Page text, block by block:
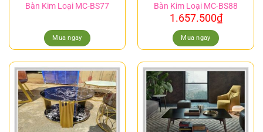
Bàn Kim Loại MC-BS77
Mua ngay
Bàn Kim Loại MC-BS88
1.657.500₫
Mua ngay